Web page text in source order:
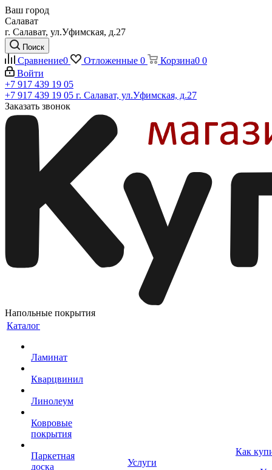
Ваш город
Салават
г. Салават, ул.Уфимская, д.27
Поиск
Сравнение0 Отложенные 0 Корзина0 0
Войти
+7 917 439 19 05
+7 917 439 19 05 г. Салават, ул.Уфимская, д.27
Заказать звонок
Напольные покрытия
Каталог
Ламинат
Кварцвинил
Линолеум
Ковровые
покрытия
Паркетная
доска
Услуги
Как